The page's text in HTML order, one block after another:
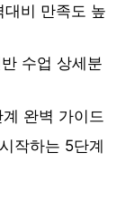
비 만족도 높
수업 상세분
완벽 가이드
작하는 5단계